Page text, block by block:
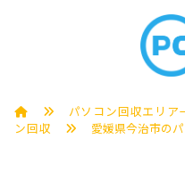
パソコン回収エリア
ン回収
愛媛県今治市の